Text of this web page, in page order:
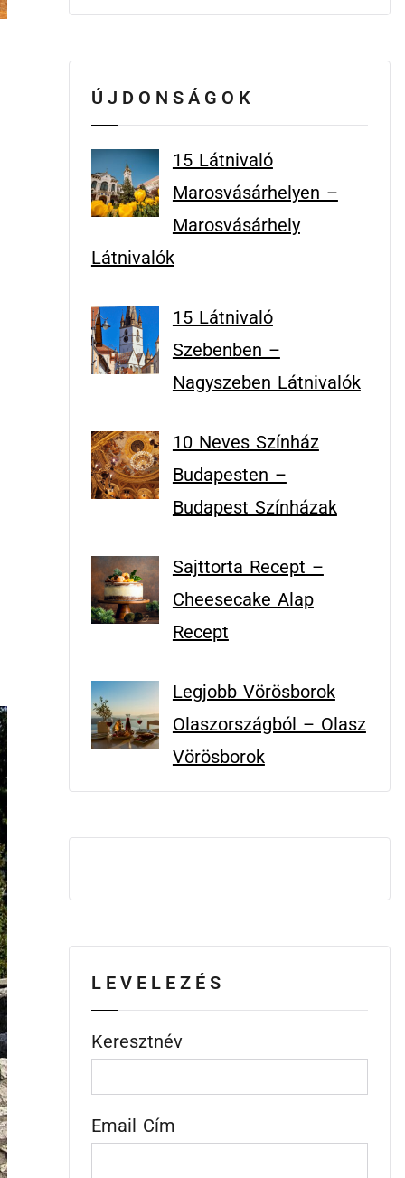
ÚJDONSÁGOK
15 Látnivaló
Marosvásárhelyen –
Marosvásárhely
Látnivalók
15 Látnivaló
Szebenben –
Nagyszeben Látnivalók
10 Neves Színház
Budapesten –
Budapest Színházak
Sajttorta Recept –
Cheesecake Alap
Recept
Legjobb Vörösborok
Olaszországból – Olasz
Vörösborok
LEVELEZÉS
Keresztnév
Email Cím